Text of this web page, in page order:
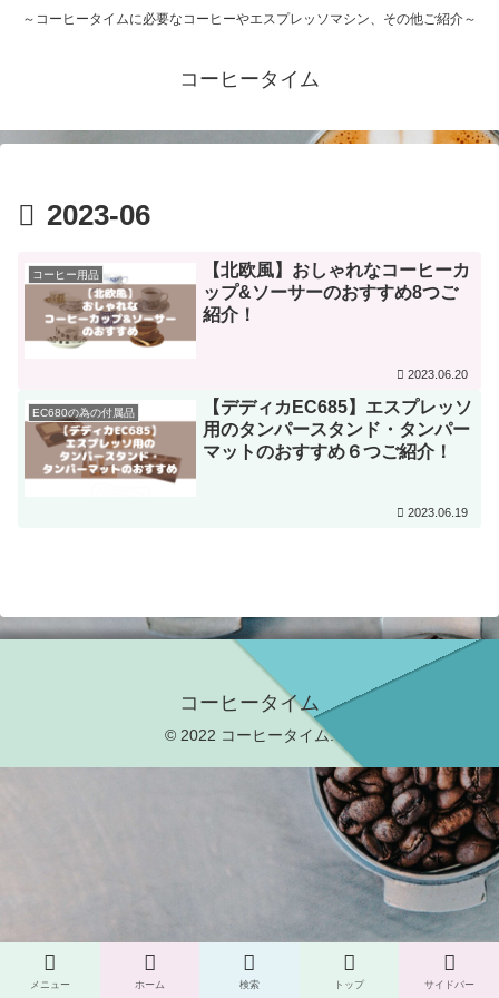
～コーヒータイムに必要なコーヒーやエスプレッソマシン、その他ご紹介～
コーヒータイム
2023-06
コーヒー用品
【北欧風】おしゃれなコーヒーカ
ップ&ソーサーのおすすめ8つご
紹介！
2023.06.20
EC680の為の付属品
【デディカEC685】エスプレッソ
用のタンパースタンド・タンパー
マットのおすすめ６つご紹介！
2023.06.19
コーヒータイム
© 2022 コーヒータイム.
メニュー ホーム 検索 トップ サイドバー